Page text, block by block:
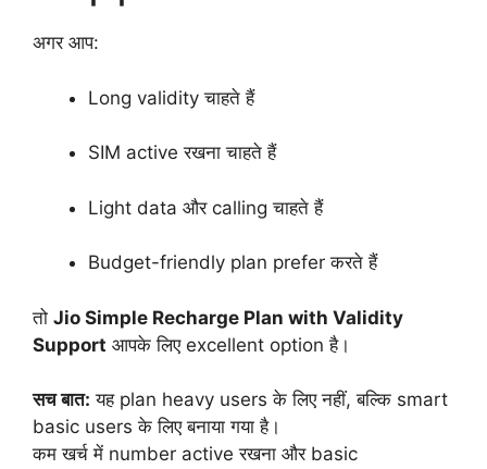
अगर आप:
Long validity चाहते हैं
SIM active रखना चाहते हैं
Light data और calling चाहते हैं
Budget-friendly plan prefer करते हैं
तो Jio Simple Recharge Plan with Validity
Support आपके लिए excellent option है।
सच बात: यह plan heavy users के लिए नहीं, बल्कि smart
basic users के लिए बनाया गया है।
कम खर्च में number active रखना और basic